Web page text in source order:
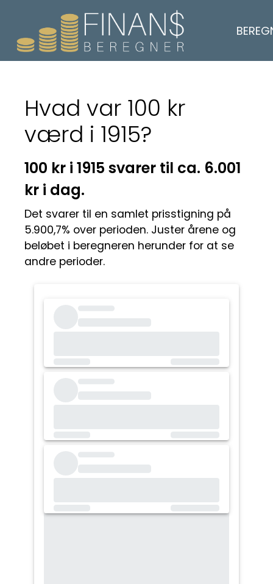
Hvad var 100 kr
værd i 1915?
100 kr i 1915 svarer til ca. 6.001
kr i dag.
Det svarer til en samlet prisstigning på
5.900,7% over perioden. Juster årene og
beløbet i beregneren herunder for at se
andre perioder.